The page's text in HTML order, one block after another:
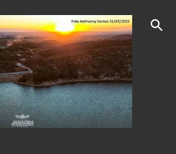
conteúdo principal